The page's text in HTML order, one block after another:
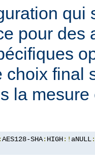
qui
pour des
choix final
la
AES128-SHA: HIGH:! aNULL